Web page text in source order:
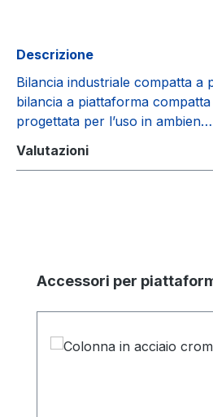
Descrizione
Bilancia industriale compatta a
bilancia a piattaforma
progettata per l’uso in ambien…
Valutazioni
Salta la galleria dei prodotti
Accessori per